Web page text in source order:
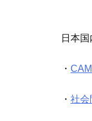
日本
・
・ 社会